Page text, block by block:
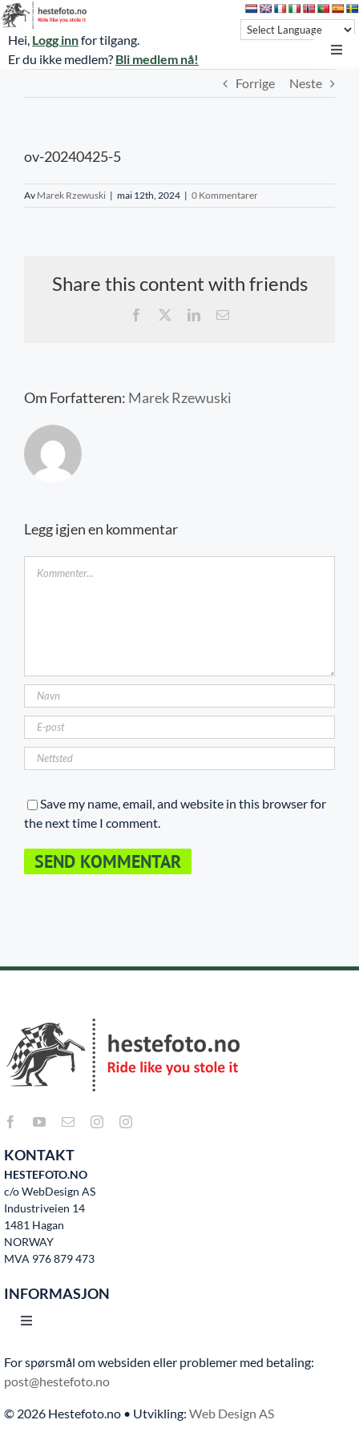
Skip
to
content
Hei, Logg innfor tilgang.
Er du ikke medlem? Bli medlem nå!
Øvrevoll treningsdager
NoARK
Forrige Neste
ov-20240425-5
Av Marek Rzewuski | mai 12th, 2024 | 0 Kommentarer
Share this content with friends
Facebook LinkedIn
E-
Om Forfatteren: Marek Rzewuski
Legg igjen en kommentar
Save my name, email, and website in this browser for
the next time I comment.
KONTAKT
HESTEFOTO.NO
c/o WebDesign AS
Industriveien 14
1481 Hagan
NORWAY
MVA 976 879 473
INFORMASJON
Toggle
Hjem
Bruksvilkår
For spørsmål om websiden eller problemer med betaling:
post@hestefoto.no
© 2026 Hestefoto.no • Utvikling: Web Design AS